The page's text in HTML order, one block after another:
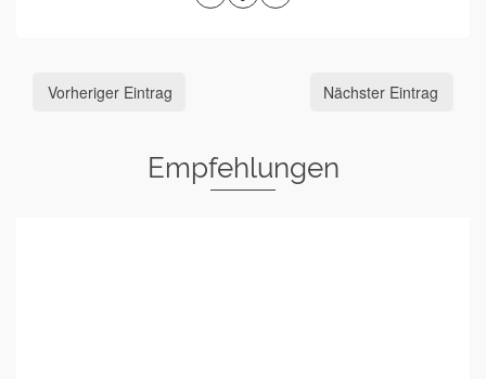
Vorheriger Eintrag Nächster Eintrag
Empfehlungen